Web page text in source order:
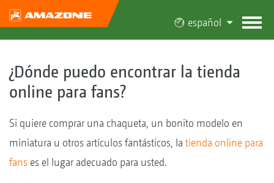
español
¿Dónde puedo encontrar la tienda
online para fans?
Si quiere comprar una chaqueta, un bonito modelo en
miniatura u otros artículos fantásticos, la tienda online para
fans es el lugar adecuado para usted.